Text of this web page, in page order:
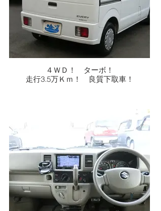
４ＷＤ！ ターボ！
走行3.5万Ｋｍ！ 良質下取車！